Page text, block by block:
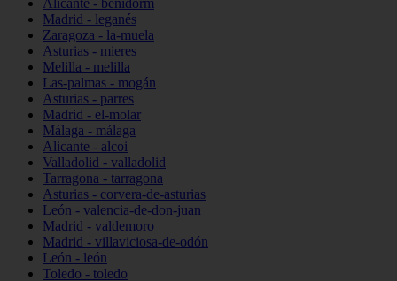
Alicante - benidorm
Madrid - leganés
Zaragoza - la-muela
Asturias - mieres
Melilla - melilla
Las-palmas - mogán
Asturias - parres
Madrid - el-molar
Málaga - málaga
Alicante - alcoi
Valladolid - valladolid
Tarragona - tarragona
Asturias - corvera-de-asturias
León - valencia-de-don-juan
Madrid - valdemoro
Madrid - villaviciosa-de-odón
León - león
Toledo - toledo